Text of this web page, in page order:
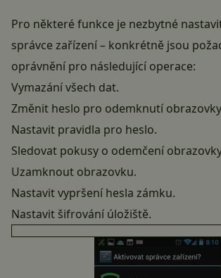
Pro některé funkce je nezbytné
správce zařízení – konkrétně jsou
oprávnění pro následující operace:
Vymazání všech dat.
Změnit heslo pro odemknutí
Nastavit pravidla pro heslo.
Sledovat pokusy o odemčení
Uzamknout obrazovku.
Nastavit vypršení hesla zámku.
Nastavit šifrování úložiště.